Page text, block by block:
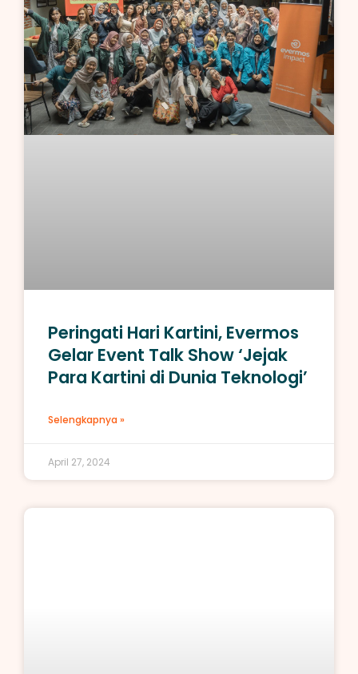
Peringati Hari Kartini, Evermos
Gelar Event Talk Show ‘Jejak
Para Kartini di Dunia Teknologi’
Selengkapnya »
April 27, 2024